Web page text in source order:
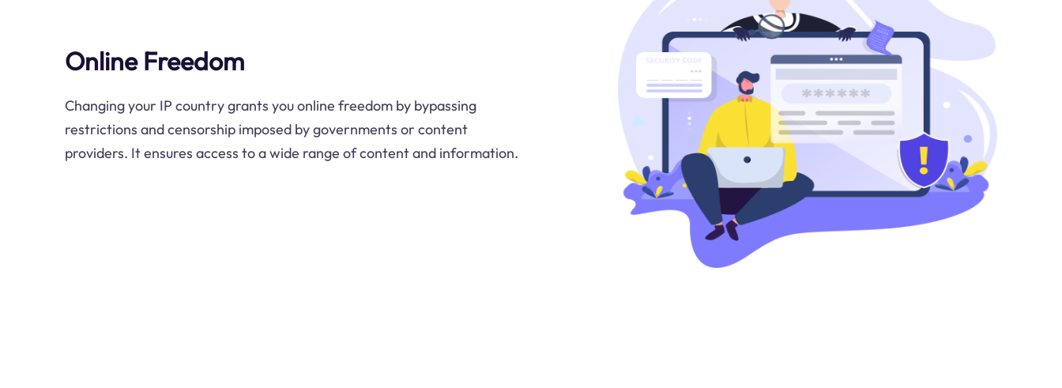
Online Freedom
Changing your IP country grants you online freedom by bypassing
restrictions and censorship imposed by governments or content
providers. It ensures access to a wide range of content and information.